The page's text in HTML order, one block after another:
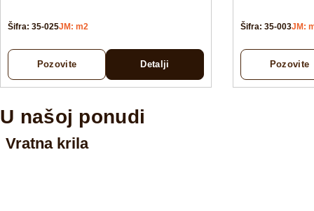
Šifra: 35-025JM: m2
Pozovite Detalji
Šifra: 35-003JM:
Pozovite
U našoj ponudi
Vratna krila